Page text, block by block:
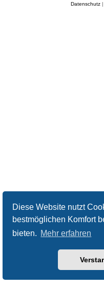
Diese Website nutzt
bestmöglichen Komfort
bieten. Mehr erfahren
Datenschutz|